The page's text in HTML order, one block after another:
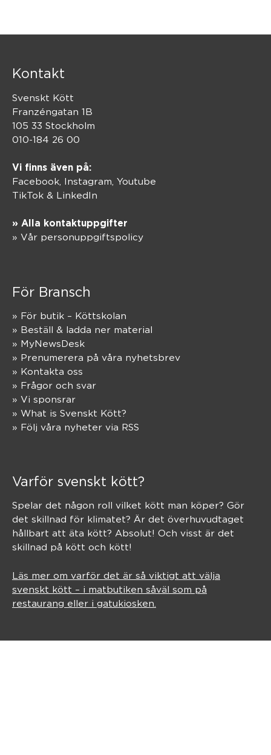
Kontakt
Svenskt Kött
Franzéngatan 1B
105 33 Stockholm
010-184 26 00
Vi finns även på:
Facebook, Instagram Youtube
TikTok & LinkedIn
» Alla kontaktuppgifter
» Vår personuppgiftspolicy
För Bransch
» För butik – Köttskolan
» Beställ & ladda ner material
» MyNewsDesk
» Prenumerera på våra nyhetsbrev
» Kontakta oss
» Frågor och svar
» Vi sponsrar
» What is Svenskt Kött?
» Följ våra nyheter via RSS
Varför svenskt kött?
Spelar det någon roll vilket kött man köper? Gör
det skillnad för klimatet? Är det överhuvudtaget
hållbart att äta kött? Absolut! Och visst är det
skillnad på kött och kött!
Läs mer om varför det är så viktigt att välja
svenskt kött – i matbutiken såväl som på
restaurang eller i gatukiosken.